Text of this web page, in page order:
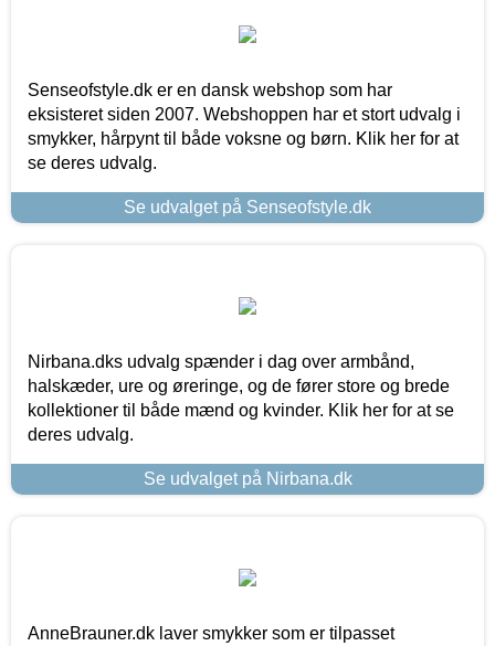
Senseofstyle.dk er en dansk webshop som har
eksisteret siden 2007. Webshoppen har et stort udvalg i
smykker, hårpynt til både voksne og børn. Klik her for at
se deres udvalg.
Se udvalget på Senseofstyle.dk
Nirbana.dks udvalg spænder i dag over armbånd,
halskæder, ure og øreringe, og de fører store og brede
kollektioner til både mænd og kvinder. Klik her for at se
deres udvalg.
Se udvalget på Nirbana.dk
AnneBrauner.dk laver smykker som er tilpasset